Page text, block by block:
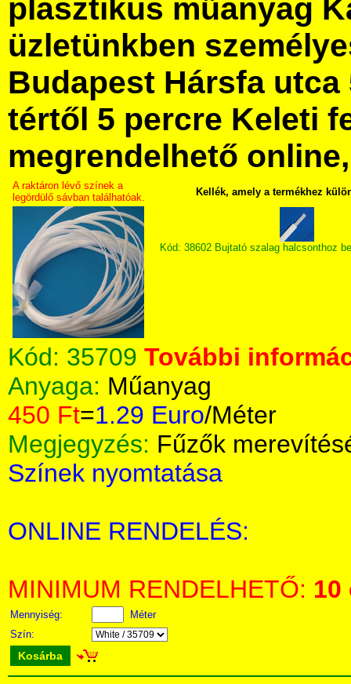
plasztikus műanyag
üzletünkben
Budapest Hársfa utca
tértől 5 percre Keleti
megrendelhető
A raktáron lévő színek a
legördülő sávban találhatóak.
Kellék, amely a termékhez
Kód: 38602 Bujtató szalag halcsonthoz
Kód: 35709 További
Anyaga: Műanyag
450 Ft=1.29 Euro/Méter
Megjegyzés: Fűzők
Színek nyomtatása
ONLINE RENDELÉS:
MINIMUM RENDELHETŐ: 10
Mennyiség:
Méter
Szín:
Kosárba